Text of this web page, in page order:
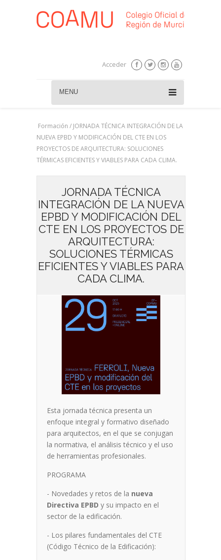
Acceder
MENU
Formación / JORNADA TÉCNICA INTEGRACIÓN DE LA
NUEVA EPBD Y MODIFICACIÓN DEL CTE EN LOS
PROYECTOS DE ARQUITECTURA: SOLUCIONES
TÉRMICAS EFICIENTES Y VIABLES PARA CADA CLIMA.
JORNADA TÉCNICA
INTEGRACIÓN DE LA NUEVA
EPBD Y MODIFICACIÓN DEL
CTE EN LOS PROYECTOS DE
ARQUITECTURA:
SOLUCIONES TÉRMICAS
EFICIENTES Y VIABLES PARA
CADA CLIMA.
Esta jornada técnica presenta un
enfoque integral y formativo diseñado
para arquitectos, en el que se conjugan
la normativa, el análisis técnico y el uso
de herramientas profesionales.
PROGRAMA
- Novedades y retos de la nueva
Directiva EPBD y su impacto en el
sector de la edificación.
- Los pilares fundamentales del CTE
(Código Técnico de la Edificación):